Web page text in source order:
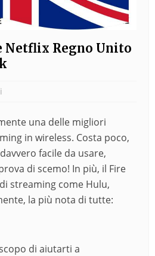
Netflix Regno Unito
una delle migliori
in wireless. Costa poco,
facile da usare,
di scemo! In più, il Fire
streaming come Hulu,
la più nota di tutte:
di aiutarti a